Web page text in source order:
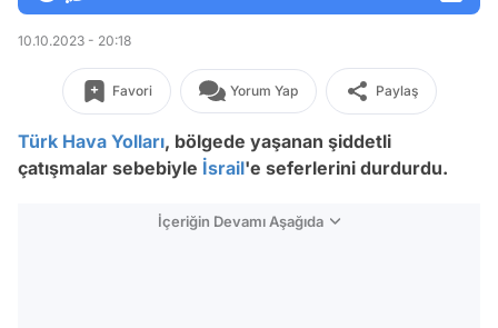
10.10.2023 - 20:18
Favori Yorum Yap Paylaş
Türk Hava Yolları, bölgede yaşanan şiddetli
çatışmalar sebebiyle İsrail'e seferlerini durdurdu.
İçeriğin Devamı Aşağıda